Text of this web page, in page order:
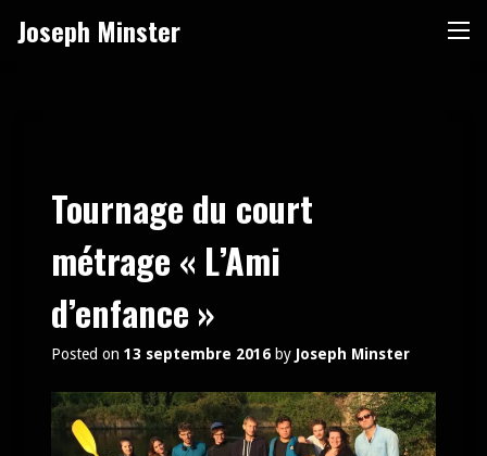
toJoseph Minster
Tournage du court
métrage « L’Ami
d’enfance »
Posted on 13 septembre 2016by Joseph Minster